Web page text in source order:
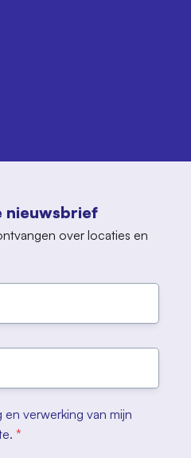
nieuwsbrief
over locaties en
en verwerking van mijn
*